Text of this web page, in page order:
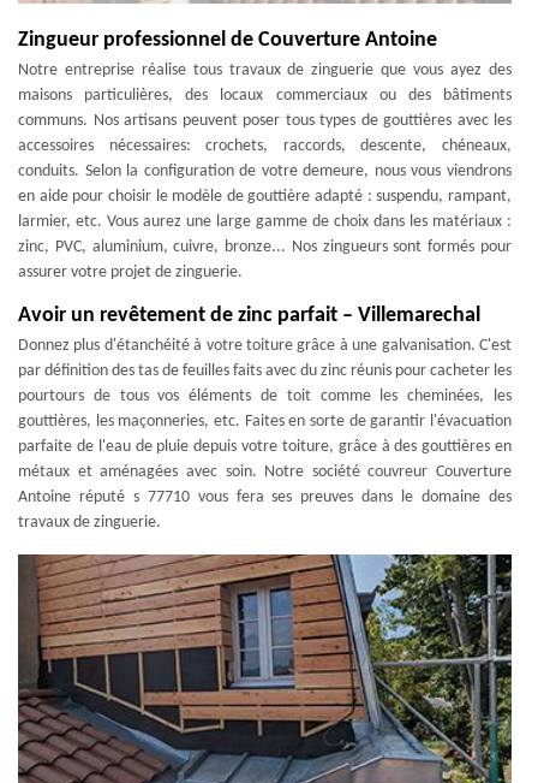
Zingueur professionnel de Couverture Antoine
Notre entreprise réalise tous travaux de zinguerie que vous ayez des
maisons particulières, des locaux commerciaux ou des bâtiments
communs. Nos artisans peuvent poser tous types de gouttières avec les
accessoires nécessaires: crochets, raccords, descente, chéneaux,
conduits. Selon la configuration de votre demeure, nous vous viendrons
en aide pour choisir le modèle de gouttière adapté : suspendu, rampant,
larmier, etc. Vous aurez une large gamme de choix dans les matériaux :
zinc, PVC, aluminium, cuivre, bronze... Nos zingueurs sont formés pour
assurer votre projet de zinguerie.
Avoir un revêtement de zinc parfait – Villemarechal
Donnez plus d'étanchéité à votre toiture grâce à une galvanisation. C'est
par définition des tas de feuilles faits avec du zinc réunis pour cacheter les
pourtours de tous vos éléments de toit comme les cheminées, les
gouttières, les maçonneries, etc. Faites en sorte de garantir l'évacuation
parfaite de l'eau de pluie depuis votre toiture, grâce à des gouttières en
métaux et aménagées avec soin. Notre société couvreur Couverture
Antoine réputé s 77710 vous fera ses preuves dans le domaine des
travaux de zinguerie.